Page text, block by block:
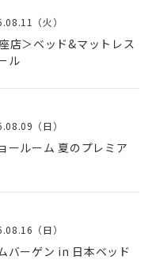
（火）
店＞ベッド&マットレス
ル
（日）
ールーム 夏のプレミア
（日）
バーゲン in 日本ベッド